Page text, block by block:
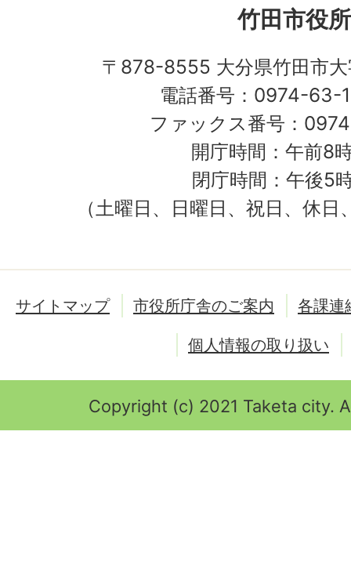
竹田市役所
〒878-8555 大分県竹田市
電話番号：0974-63-
ファックス番号：
開庁時間：午前8
閉庁時間：午後5
（土曜日、日曜日、祝日、休
サイトマップ 市役所庁舎のご案内
各課連
個人情報の取り扱い
Copyright (c) 2021 Taketa city.